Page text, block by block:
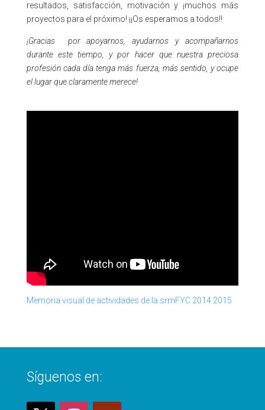
resultados, satisfacción, motivación y ¡muchos más
proyectos para el próximo! ¡¡Os esperamos a todos!!
¡Gracias por apoyarnos, ayudarnos y acompañarnos
durante este tiempo, y por hacer que nuestra preciosa
profesión cada día tenga más fuerza, más sentido, y ocupe
el lugar que claramente merece!
Memoria visual de actividades de la srmFYC 2014 2015
Síguenos en: